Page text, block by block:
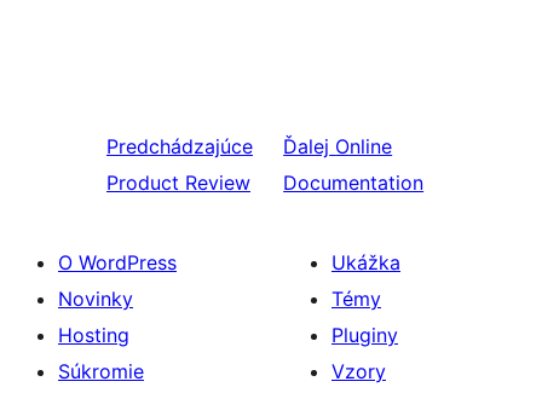
Predchádzajúce
Product Review
Ďalej Online
Documentation
O WordPress
Novinky
Hosting
Súkromie
Ukážka
Témy
Pluginy
Vzory